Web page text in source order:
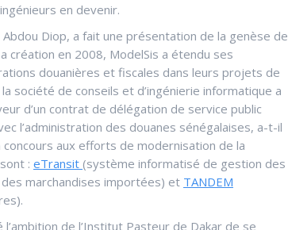
en devenir.
Diop, a fait une présentation de la genèse de
création en 2008, ModelSis a étendu ses
douanières et fiscales dans leurs projets de
société de conseils et d’ingénierie informatique a
d’un contrat de délégation de service public
l’administration des douanes sénégalaises, a-t-il
aux efforts de modernisation de la
: eTransit (système informatisé de gestion des
marchandises importées) et TANDEM
de l’Institut Pasteur de Dakar de se